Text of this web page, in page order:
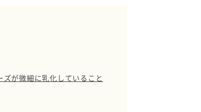
ズが微細に乳化していること